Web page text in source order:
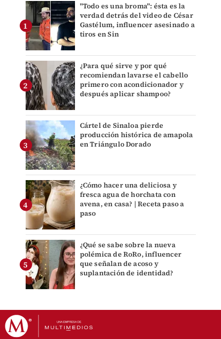
"Todo es una broma": ésta es la
verdad detrás del video de César
Gastélum, influencer asesinado a
tiros en Sin
¿Para qué sirve y por qué
recomiendan lavarse el cabello
primero con acondicionador y
después aplicar shampoo?
Cártel de Sinaloa pierde
producción histórica de amapola
en Triángulo Dorado
¿Cómo hacer una deliciosa y
fresca agua de horchata con
avena, en casa? | Receta paso a
paso
¿Qué se sabe sobre la nueva
polémica de RoRo, influencer
que señalan de acoso y
suplantación de identidad?